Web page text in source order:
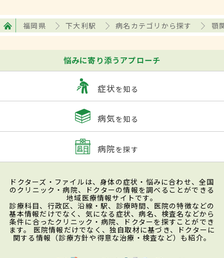
福岡県 下大利駅 病名カテゴリから探す 顎
悩みに寄り添うアプローチ
症状を知る
病気を知る
病院を探す
ドクターズ・ファイルは、身体の症状・悩みに合わせ、全国
のクリニック・病院、ドクターの情報を調べることができる
地域医療情報サイトです。
診療科目、行政区、沿線・駅、診療時間、医院の特徴などの
基本情報だけでなく、気になる症状、病名、検査名などから
条件に合ったクリニック・病院、ドクターを探すことができ
ます。 医院情報だけでなく、独自取材に基づき、ドクターに
関する情報（診療方針や得意な治療・検査など）も紹介。